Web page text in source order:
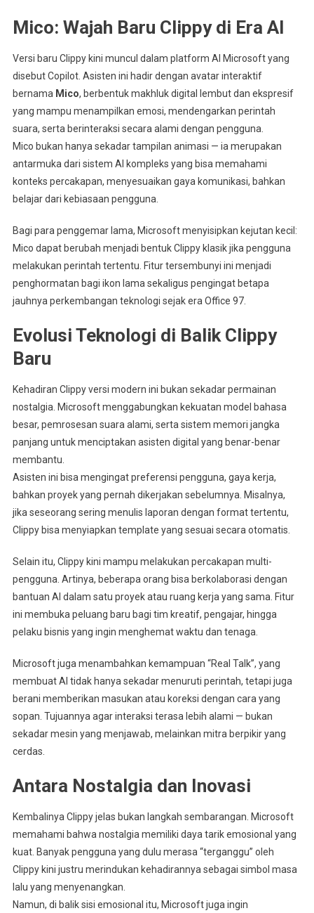
Mico: Wajah Baru Clippy di Era AI
Versi baru Clippy kini muncul dalam platform AI Microsoft yang
disebut Copilot. Asisten ini hadir dengan avatar interaktif
bernama Mico, berbentuk makhluk digital lembut dan ekspresif
yang mampu menampilkan emosi, mendengarkan perintah
suara, serta berinteraksi secara alami dengan pengguna.
Mico bukan hanya sekadar tampilan animasi — ia merupakan
antarmuka dari sistem AI kompleks yang bisa memahami
konteks percakapan, menyesuaikan gaya komunikasi, bahkan
belajar dari kebiasaan pengguna.
Bagi para penggemar lama, Microsoft menyisipkan kejutan kecil:
Mico dapat berubah menjadi bentuk Clippy klasik jika pengguna
melakukan perintah tertentu. Fitur tersembunyi ini menjadi
penghormatan bagi ikon lama sekaligus pengingat betapa
jauhnya perkembangan teknologi sejak era Office 97.
Evolusi Teknologi di Balik Clippy
Baru
Kehadiran Clippy versi modern ini bukan sekadar permainan
nostalgia. Microsoft menggabungkan kekuatan model bahasa
besar, pemrosesan suara alami, serta sistem memori jangka
panjang untuk menciptakan asisten digital yang benar-benar
membantu.
Asisten ini bisa mengingat preferensi pengguna, gaya kerja,
bahkan proyek yang pernah dikerjakan sebelumnya. Misalnya,
jika seseorang sering menulis laporan dengan format tertentu,
Clippy bisa menyiapkan template yang sesuai secara otomatis.
Selain itu, Clippy kini mampu melakukan percakapan multi-
pengguna. Artinya, beberapa orang bisa berkolaborasi dengan
bantuan AI dalam satu proyek atau ruang kerja yang sama. Fitur
ini membuka peluang baru bagi tim kreatif, pengajar, hingga
pelaku bisnis yang ingin menghemat waktu dan tenaga.
Microsoft juga menambahkan kemampuan “Real Talk”, yang
membuat AI tidak hanya sekadar menuruti perintah, tetapi juga
berani memberikan masukan atau koreksi dengan cara yang
sopan. Tujuannya agar interaksi terasa lebih alami — bukan
sekadar mesin yang menjawab, melainkan mitra berpikir yang
cerdas.
Antara Nostalgia dan Inovasi
Kembalinya Clippy jelas bukan langkah sembarangan. Microsoft
memahami bahwa nostalgia memiliki daya tarik emosional yang
kuat. Banyak pengguna yang dulu merasa “terganggu” oleh
Clippy kini justru merindukan kehadirannya sebagai simbol masa
lalu yang menyenangkan.
Namun, di balik sisi emosional itu, Microsoft juga ingin